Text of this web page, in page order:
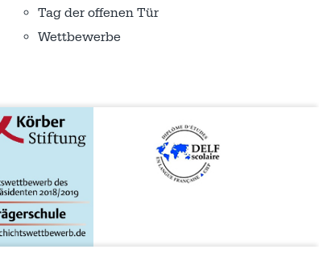
Tag der offenen Tür
Wettbewerbe